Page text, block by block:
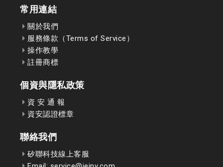
常用連結
關於我們
服務條款（Terms of Service）
操作教學
註冊商標
個資與隱私政策
資 安 通 報
資安認證標章
聯絡我們
矽聯科技線上客服